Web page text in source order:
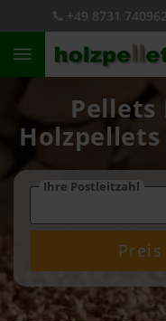
+49 8731
Pellets
Ihre Postleitzahl